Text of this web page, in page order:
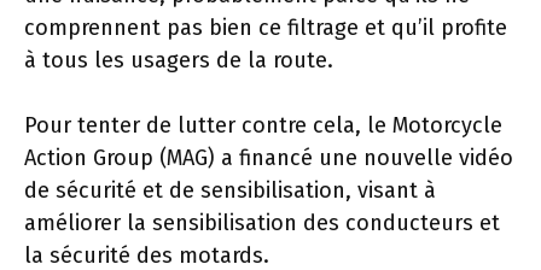
comprennent pas bien ce filtrage et qu’il profite
à tous les usagers de la route.
Pour tenter de lutter contre cela, le Motorcycle
Action Group (MAG) a financé une nouvelle vidéo
de sécurité et de sensibilisation, visant à
améliorer la sensibilisation des conducteurs et
la sécurité des motards.